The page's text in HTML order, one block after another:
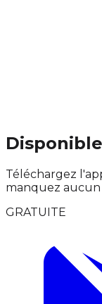
Téléchargez
manquez aucun
GRATUITE